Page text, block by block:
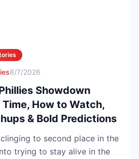
8/7/2026
Showdown
How to Watch,
& Bold Predictions
to second place in the
trying to stay alive in the